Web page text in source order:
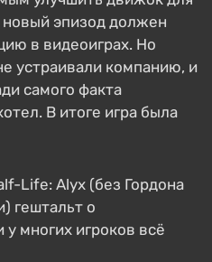
эпизод должен
в видеоиграх. Но
устраивали компанию, и
самого факта
В итоге игра была
Life: Alyx (без Гордона
гештальт о
многих игроков всё